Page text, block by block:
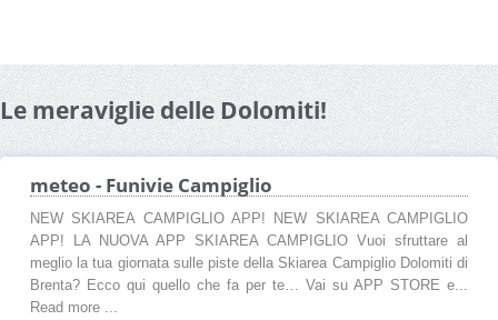
Le meraviglie delle Dolomiti!
meteo - Funivie Campiglio
NEW SKIAREA CAMPIGLIO APP! NEW SKIAREA CAMPIGLIO
APP! LA NUOVA APP SKIAREA CAMPIGLIO Vuoi sfruttare al
meglio la tua giornata sulle piste della Skiarea Campiglio Dolomiti di
Brenta? Ecco qui quello che fa per te… Vai su APP STORE e...
Read more ...